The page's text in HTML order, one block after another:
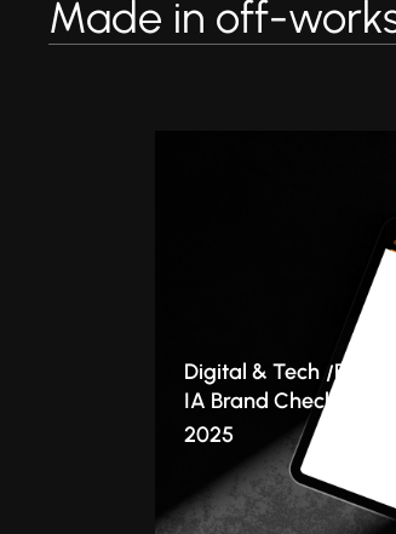
Made in off-
Digital & Tech
IA Brand Checker : le
2025